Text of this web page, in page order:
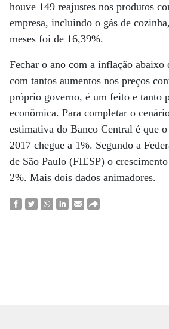
houve 149 reajustes nos produtos
empresa, incluindo o gás de
meses foi de 16,39%.
Fechar o ano com a inflação abaixo
com tantos aumentos nos preços
próprio governo, é um feito e tanto
econômica. Para completar o
estimativa do Banco Central é que
2017 chegue a 1%. Segundo a
de São Paulo (FIESP) o
2%. Mais dois dados animadores.